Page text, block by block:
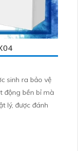
sinh ra bảo vệ
động bền bỉ mà
lý, được đánh